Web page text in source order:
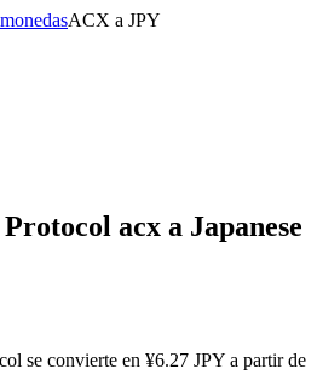
ACX a JPY
acx a Japanese
se convierte en ¥6.27 JPY a partir de